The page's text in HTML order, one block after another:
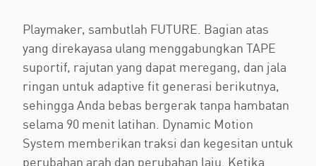
Playmaker, sambutlah FUTURE. Bagian atas
yang direkayasa ulang menggabungkan TAPE
suportif, rajutan yang dapat meregang, dan jala
ringan untuk adaptive fit generasi berikutnya,
sehingga Anda bebas bergerak tanpa hambatan
selama 90 menit latihan. Dynamic Motion
System memberikan traksi dan kegesitan untuk
perubahan arah dan perubahan laju. Ketika